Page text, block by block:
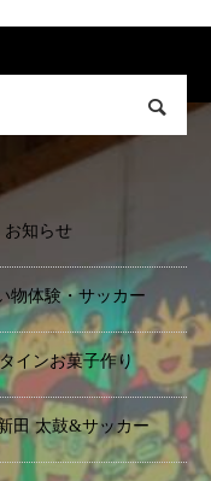
お知らせ
物体験・サッカー
インお菓子作り
田 太鼓&サッカー